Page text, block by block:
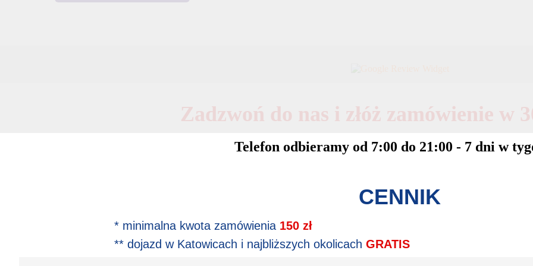
Zadzwoń do nas i złóż zamówienie w
Telefon odbieramy od 7:00 do 21:00 - 7 dni w
CENNIK
* minimalna kwota zamówienia 150 zł
** dojazd w Katowicach i najbliższych okolicach GRATIS